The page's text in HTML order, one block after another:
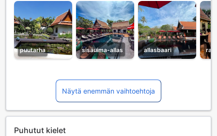
puutarha sisäuima-allas allasbaari
Näytä enemmän vaihtoehtoja
Puhutut kielet